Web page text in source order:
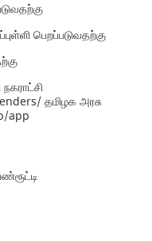
பெறப்படுவதற்கு
தமிழக அரசு
app